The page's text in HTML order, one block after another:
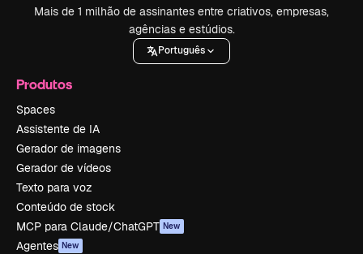
Mais de 1 milhão de assinantes entre criativos, empresas,
agências e estúdios.
Português
Produtos
Spaces
Assistente de IA
Gerador de imagens
Gerador de vídeos
Texto para voz
Conteúdo de stock
MCP para Claude/ChatGPT New
Agentes New